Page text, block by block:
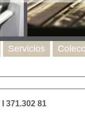
371.302 81
Servicios